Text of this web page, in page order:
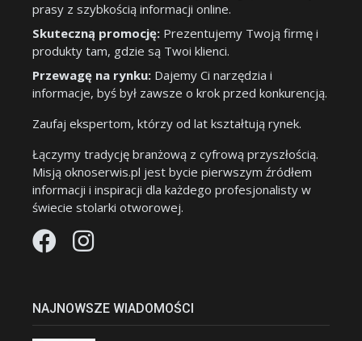
prasy z szybkością informacji online.
Skuteczną promocję: Prezentujemy Twoją firmę i
produkty tam, gdzie są Twoi klienci.
Przewagę na rynku: Dajemy Ci narzędzia i
informacje, byś był zawsze o krok przed konkurencją.
Zaufaj ekspertom, którzy od lat kształtują rynek.
Łączymy tradycję branżową z cyfrową przyszłością.
Misją oknoserwis.pl jest bycie pierwszym źródłem
informacji i inspiracji dla każdego profesjonalisty w
świecie stolarki otworowej.
NAJNOWSZE WIADOMOŚCI